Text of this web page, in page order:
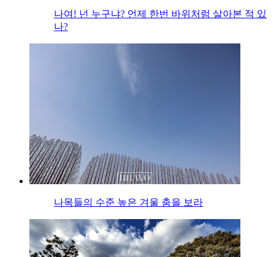
나여! 넌 누구냐? 언제 한번 바위처럼 살아본 적 있
나?
나목들의 수준 높은 겨울 춤을 보라